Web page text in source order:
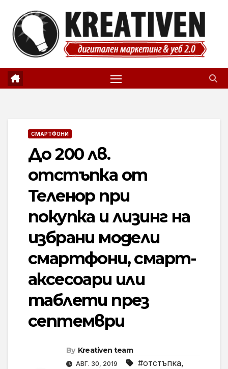
content
СМАРТФОНИ
До 200 лв.
отстъпка от
Теленор при
покупка и лизинг на
избрани модели
смартфони, смарт-
аксесоари или
таблети през
септември
By Kreativen team
АВГ. 30, 2019 #отстъпка,